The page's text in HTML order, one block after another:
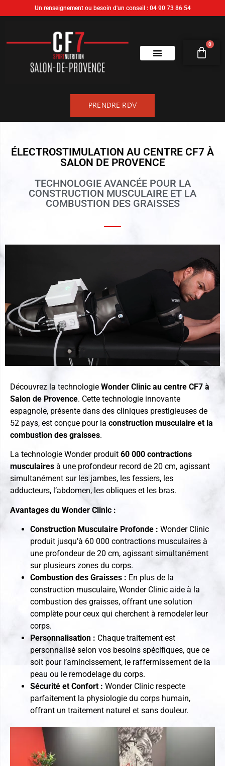
Un renseignement ou besoin d'un conseil : 04 90 73 86 54
0
PRENDRE RDV
ÉLECTROSTIMULATION AU CENTRE CF7 À
SALON DE PROVENCE
TECHNOLOGIE AVANCÉE POUR LA
CONSTRUCTION MUSCULAIRE ET LA
COMBUSTION DES GRAISSES
Découvrez la technologie Wonder Clinic au centre CF7 à
Salon de Provence. Cette technologie innovante
espagnole, présente dans des cliniques prestigieuses de
52 pays, est conçue pour la construction musculaire et la
combustion des graisses.
La technologie Wonder produit 60 000 contractions
musculaires à une profondeur record de 20 cm, agissant
simultanément sur les jambes, les fessiers, les
adducteurs, l’abdomen, les obliques et les bras.
Avantages du Wonder Clinic :
Construction Musculaire Profonde : Wonder Clinic
produit jusqu’à 60 000 contractions musculaires à
une profondeur de 20 cm, agissant simultanément
sur plusieurs zones du corps.
Combustion des Graisses : En plus de la
construction musculaire, Wonder Clinic aide à la
combustion des graisses, offrant une solution
complète pour ceux qui cherchent à remodeler leur
corps.
Personnalisation : Chaque traitement est
personnalisé selon vos besoins spécifiques, que ce
soit pour l’amincissement, le raffermissement de la
peau ou le remodelage du corps.
Sécurité et Confort : Wonder Clinic respecte
parfaitement la physiologie du corps humain,
offrant un traitement naturel et sans douleur.